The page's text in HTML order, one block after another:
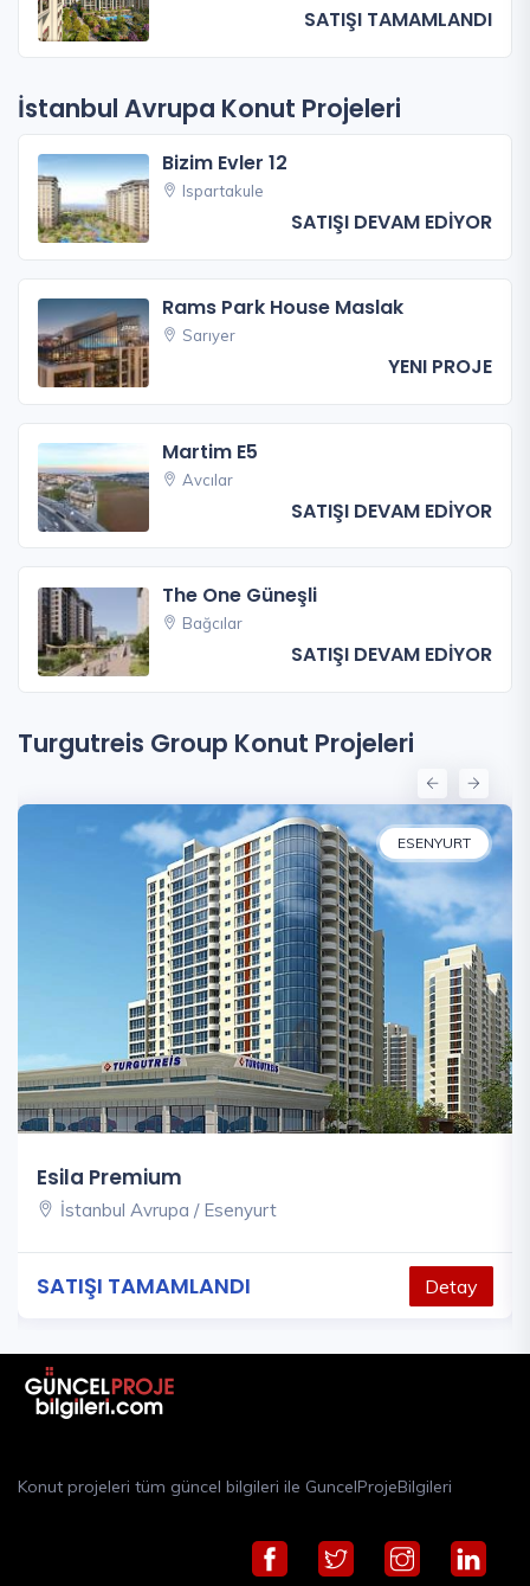
SATIŞI TAMAMLANDI
İstanbul Avrupa Konut Projeleri
Bizim Evler 12
Ispartakule
SATIŞI DEVAM EDİYOR
Rams Park House Maslak
Sarıyer
YENI PROJE
Martim E5
Avcılar
SATIŞI DEVAM EDİYOR
The One Güneşli
Bağcılar
SATIŞI DEVAM EDİYOR
Turgutreis Group Konut Projeleri
ESENYURT
Esila Premium
İstanbul Avrupa / Esenyurt
SATIŞI TAMAMLANDI Detay
Konut projeleri tüm güncel bilgileri ile GuncelProjeBilgileri